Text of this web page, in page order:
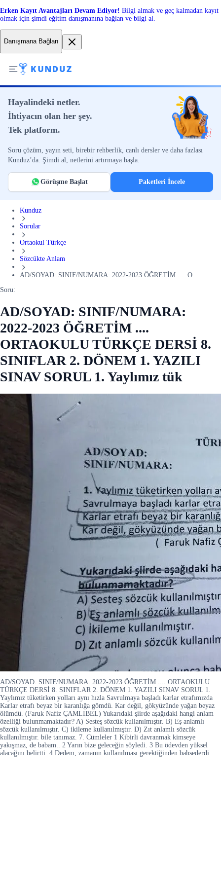
Erken Kayıt Avantajları Devam Ediyor! Bilgi almak ve geç kalmadan kayıt
olmak için şimdi eğitim danışmanına bağlan ve bilgi al.
Danışmana Bağlan
Hayalindeki netler.
İhtiyacın olan her şey.
Tek platform.
Soru çözüm, yayın seti, birebir rehberlik, canlı dersler ve daha fazlası
Kunduz’da. Şimdi al, netlerini artırmaya başla.
Görüşme Başlat Paketleri İncele
Kunduz
Sorular
Ortaokul Türkçe
Sözcükte Anlam
AD/SOYAD: SINIF/NUMARA: 2022-2023 ÖĞRETİM .... O...
Soru:
AD/SOYAD: SINIF/NUMARA:
2022-2023 ÖĞRETİM ....
ORTAOKULU TÜRKÇE DERSİ 8.
SINIFLAR 2. DÖNEM 1. YAZILI
SINAV SORUL 1. Yaylımız tük
AD/SOYAD: SINIF/NUMARA: 2022-2023 ÖĞRETİM .... ORTAOKULU
TÜRKÇE DERSİ 8. SINIFLAR 2. DÖNEM 1. YAZILI SINAV SORUL 1.
Yaylımız tüketirken yolları aynı hızla Savrulmaya başladı karlar etrafımızda
Karlar etrafı beyaz bir karanlığa gömdü. Kar değil, gökyüzünde yağan beyaz
ölümdü. (Faruk Nafiz ÇAMLIBEL) Yukarıdaki şiirde aşağıdaki hangi anlam
özelliği bulunmamaktadır? A) Sesteş sözcük kullanılmıştır. B) Eş anlamlı
sözcük kullanılmıştır. C) ikileme kullanılmıştır. D) Zıt anlamlı sözcük
kullanılmıştır. bile tanımaz. 7. Cümleler 1 Kibirli davranmak kimseye
yakışmaz, de babam.. 2 Yarın bize geleceğin söyledi. 3 Bu ödevden yüksel
alacağını belirtti. 4 Dedem, zamanın kullanılması gerektiğinden bahsederdi.